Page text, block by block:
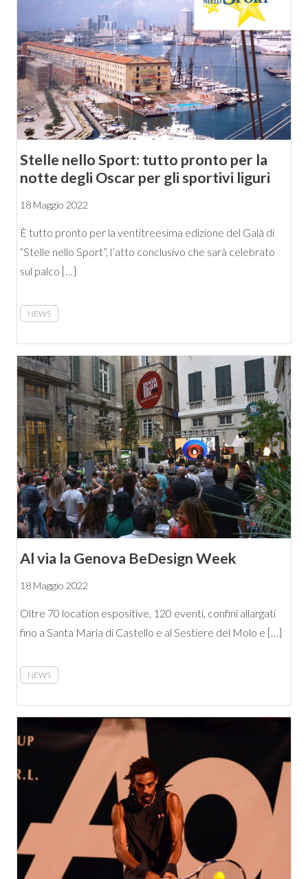
Stelle nello Sport: tutto pronto per la
notte degli Oscar per gli sportivi liguri
18 Maggio 2022
È tutto pronto per la ventitreesima edizione del Galà di
“Stelle nello Sport”, l’atto conclusivo che sarà celebrato
sul palco […]
NEWS
Al via la Genova BeDesign Week
18 Maggio 2022
Oltre 70 location espositive, 120 eventi, confini allargati
fino a Santa Maria di Castello e al Sestiere del Molo e […]
NEWS